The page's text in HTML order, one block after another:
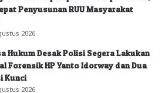
Penyusunan RUU Masyarakat
2026
Hukum Desak Polisi Segera Lakukan
Forensik HP Yanto Idorway dan Dua
Kunci
2026